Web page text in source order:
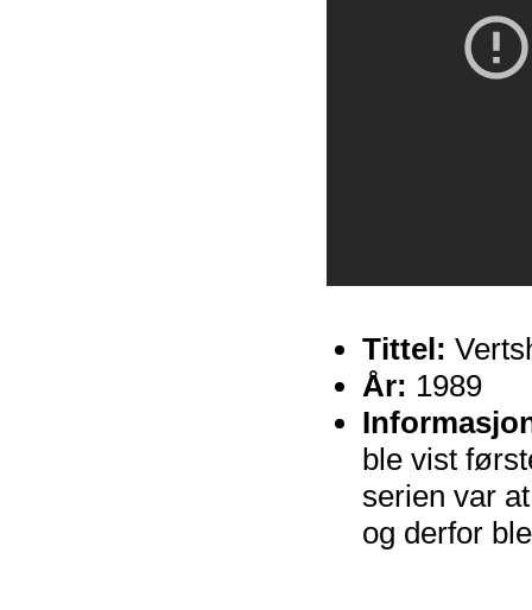
Tittel:
År: 1989
ble vist
serien var
og derfor